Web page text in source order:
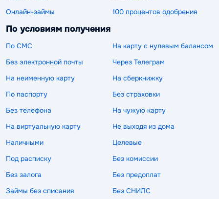
Онлайн-займы
100 процентов одобрения
По условиям получения
По СМС
На карту с нулевым балансом
Без электронной почты
Через Телеграм
На неименную карту
На сберкнижку
По паспорту
Без страховки
Без телефона
На чужую карту
На виртуальную карту
Не выходя из дома
Наличными
Целевые
Под расписку
Без комиссии
Без залога
Без предоплат
Займы без списания
Без СНИЛС